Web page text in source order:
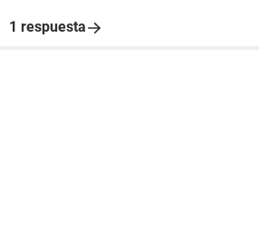
1 respuesta